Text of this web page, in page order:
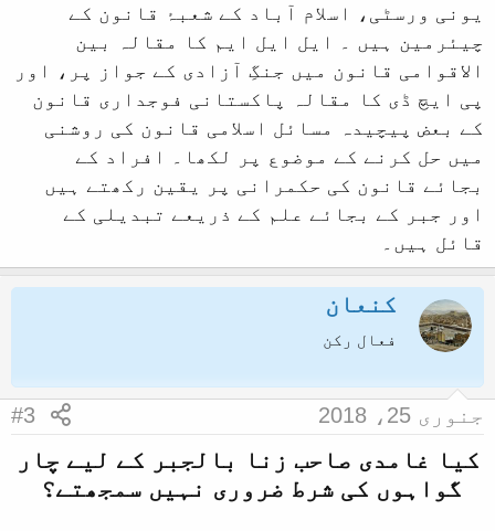
یونی ورسٹی، اسلام آباد کے شعبۂ قانون کے
چیئرمین ہیں ۔ ایل ایل ایم کا مقالہ بین
الاقوامی قانون میں جنگِ آزادی کے جواز پر، اور
پی ایچ ڈی کا مقالہ پاکستانی فوجداری قانون
کے بعض پیچیدہ مسائل اسلامی قانون کی روشنی
میں حل کرنے کے موضوع پر لکھا۔ افراد کے
بجائے قانون کی حکمرانی پر یقین رکھتے ہیں
اور جبر کے بجائے علم کے ذریعے تبدیلی کے
قائل ہیں۔
کنعان
فعال رکن
جنوری 25، 2018 #3
کیا غامدی صاحب زنا بالجبر کے لیے چار
گواہوں کی شرط ضروری نہیں سمجھتے؟